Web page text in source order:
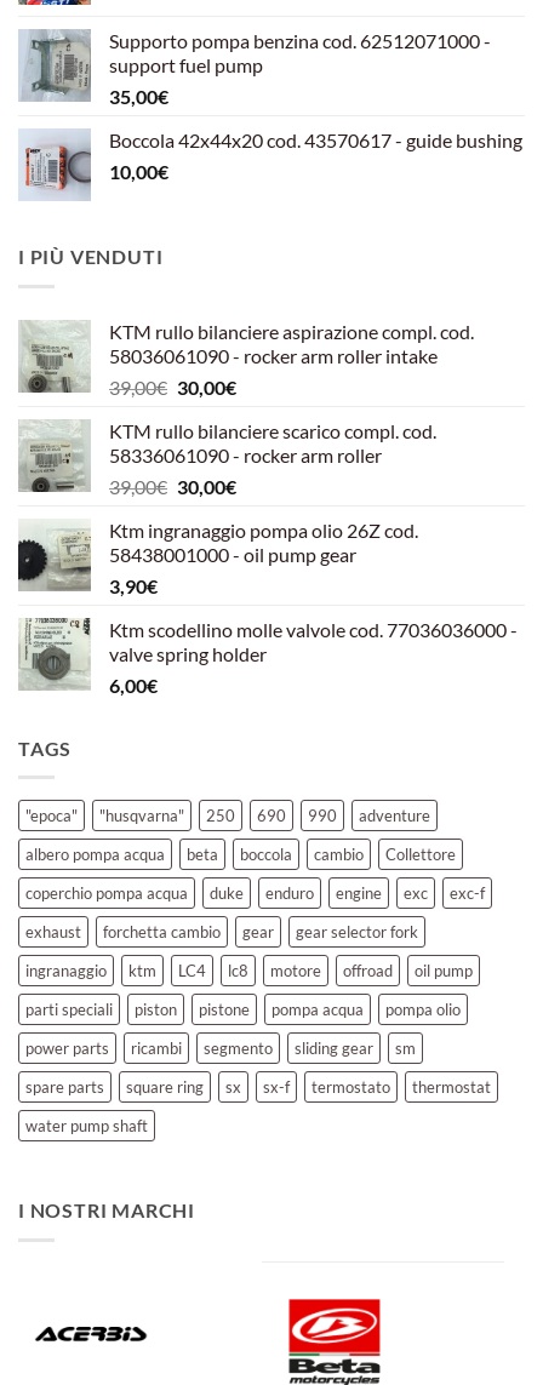
era:
599,00€.
è:
540,00€.
Supporto pompa benzina cod. 62512071000 -
support fuel pump
35,00€
Boccola 42x44x20 cod. 43570617 - guide bushing
10,00€
I PIÙ VENDUTI
KTM rullo bilanciere aspirazione compl. cod.
58036061090 - rocker arm roller intake
39,00€ Il
originale
era:
39,00€.
30,00€Il
attuale
è:
30,00€.
KTM rullo bilanciere scarico compl. cod.
58336061090 - rocker arm roller
39,00€ Il
originale
era:
30,00€Il
attuale
è:
Ktm ingranaggio pompa olio 26Z cod.
58438001000 - oil pump gear
3,90€
Ktm scodellino molle valvole cod. 77036036000 -
valve spring holder
6,00€
TAGS
"epoca" "husqvarna" 250 690 990
adventure
albero pompa acqua
beta boccola cambio
Collettore
coperchio pompa acqua
duke enduro engine exc
exc-f
exhaust
forchetta cambio gear
gear selector fork
ingranaggio
ktm LC4 lc8 motore offroad
oil pump
parti speciali
piston pistone pompa acqua
pompa olio
power parts
ricambi segmento sliding gear
sm
spare parts
square ring sx sx-f termostato
thermostat
water pump shaft
I NOSTRI MARCHI